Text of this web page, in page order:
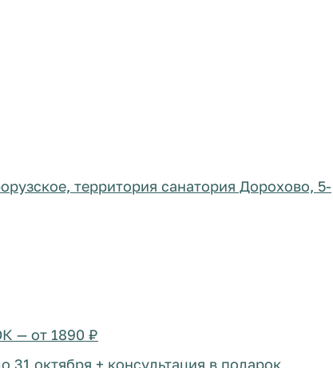
территория санатория Дорохово, 5-
— от 1890 ₽
31 октября + консультация в подарок